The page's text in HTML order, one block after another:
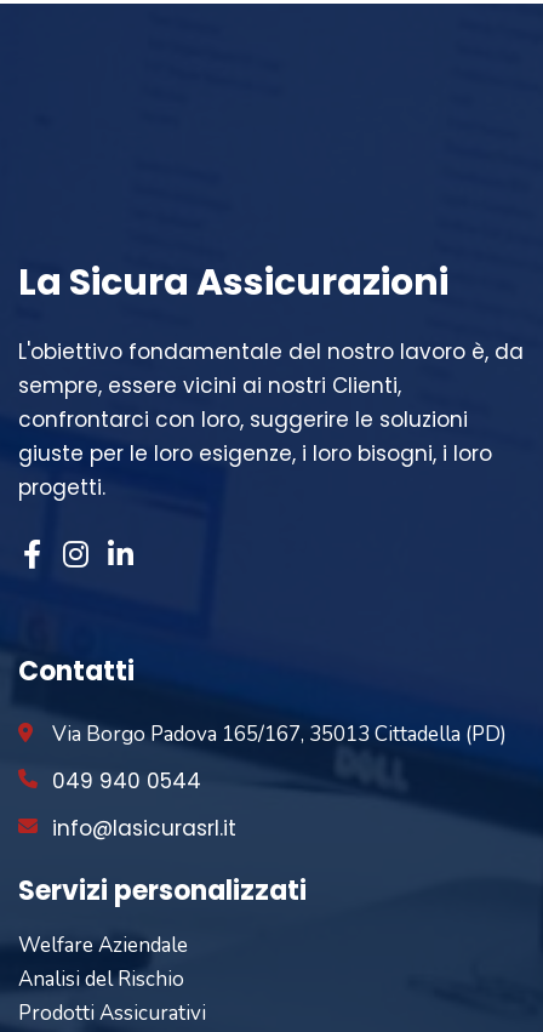
La Sicura Assicurazioni
L'obiettivo fondamentale del nostro lavoro è, da
sempre, essere vicini ai nostri Clienti,
confrontarci con loro, suggerire le soluzioni
giuste per le loro esigenze, i loro bisogni, i loro
progetti.
Contatti
Via Borgo Padova 165/167, 35013 Cittadella (PD)
049 940 0544
info@lasicurasrl.it
Servizi personalizzati
Welfare Aziendale
Analisi del Rischio
Prodotti Assicurativi